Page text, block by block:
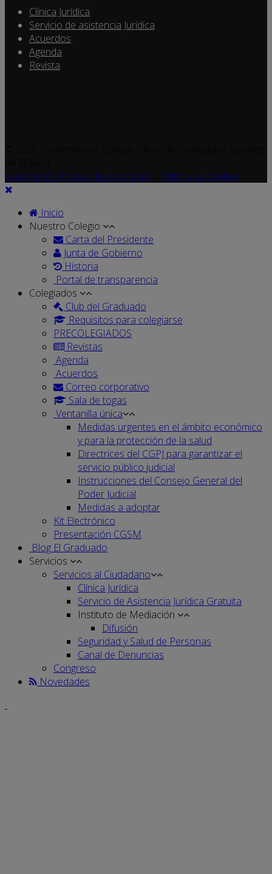
Clínica Jurídica
Servicio de asistencia Jurídica
Acuerdos
Agenda
Revista
Aviso legal y Política de privacidad
Política de cookies
Inicio
Nuestro Colegio
Carta del Presidente
Junta de Gobierno
Historia
Portal de transparencia
Colegiados
Club del Graduado
Requisitos para colegiarse
PRECOLEGIADOS
Revistas
Agenda
Acuerdos
Correo corporativo
Sala de togas
Ventanilla única
Medidas urgentes en el ámbito económico
y para la protección de la salud
Directrices del CGPJ para garantizar el
servicio público judicial
Instrucciones del Consejo General del
Poder Judicial
Medidas a adoptar
Kit Electrónico
Presentación CGSM
Blog El Graduado
Servicios
Servicios al Ciudadano
Clínica Jurídica
Servicio de Asistencia Jurídica Gratuita
Instituto de Mediación
Difusión
Seguridad y Salud de Personas
Canal de Denuncias
Congreso
Novedades